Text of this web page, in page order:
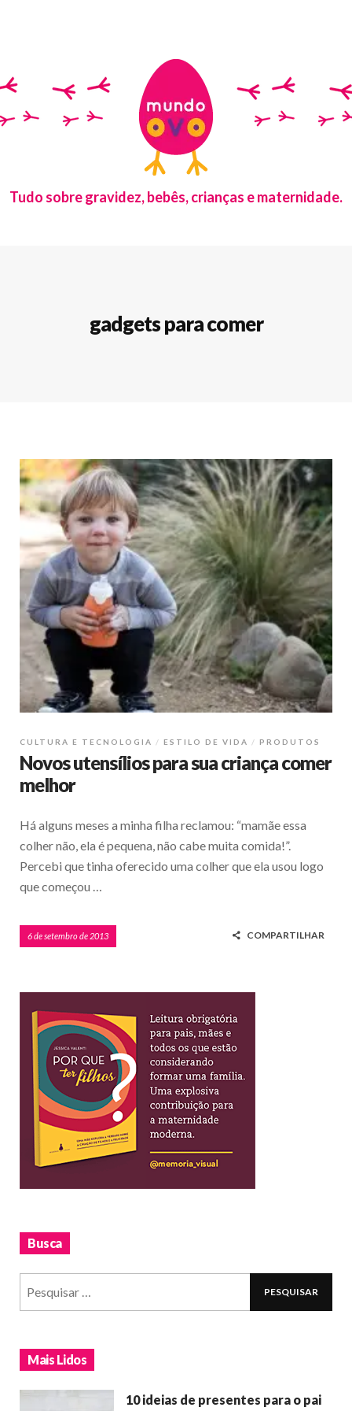
Tudo sobre gravidez, bebês, crianças e maternidade.
gadgets para comer
CULTURA E TECNOLOGIA ESTILO DE VIDA PRODUTOS
Novos utensílios para sua criança comer
melhor
Há alguns meses a minha filha reclamou: “mamãe essa
colher não, ela é pequena, não cabe muita comida!”.
Percebi que tinha oferecido uma colher que ela usou logo
que começou …
6 de setembro de 2013 COMPARTILHAR
Busca
Mais Lidos
10 ideias de presentes para o pai